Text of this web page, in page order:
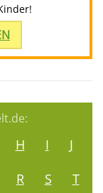
H I
J
R S
T